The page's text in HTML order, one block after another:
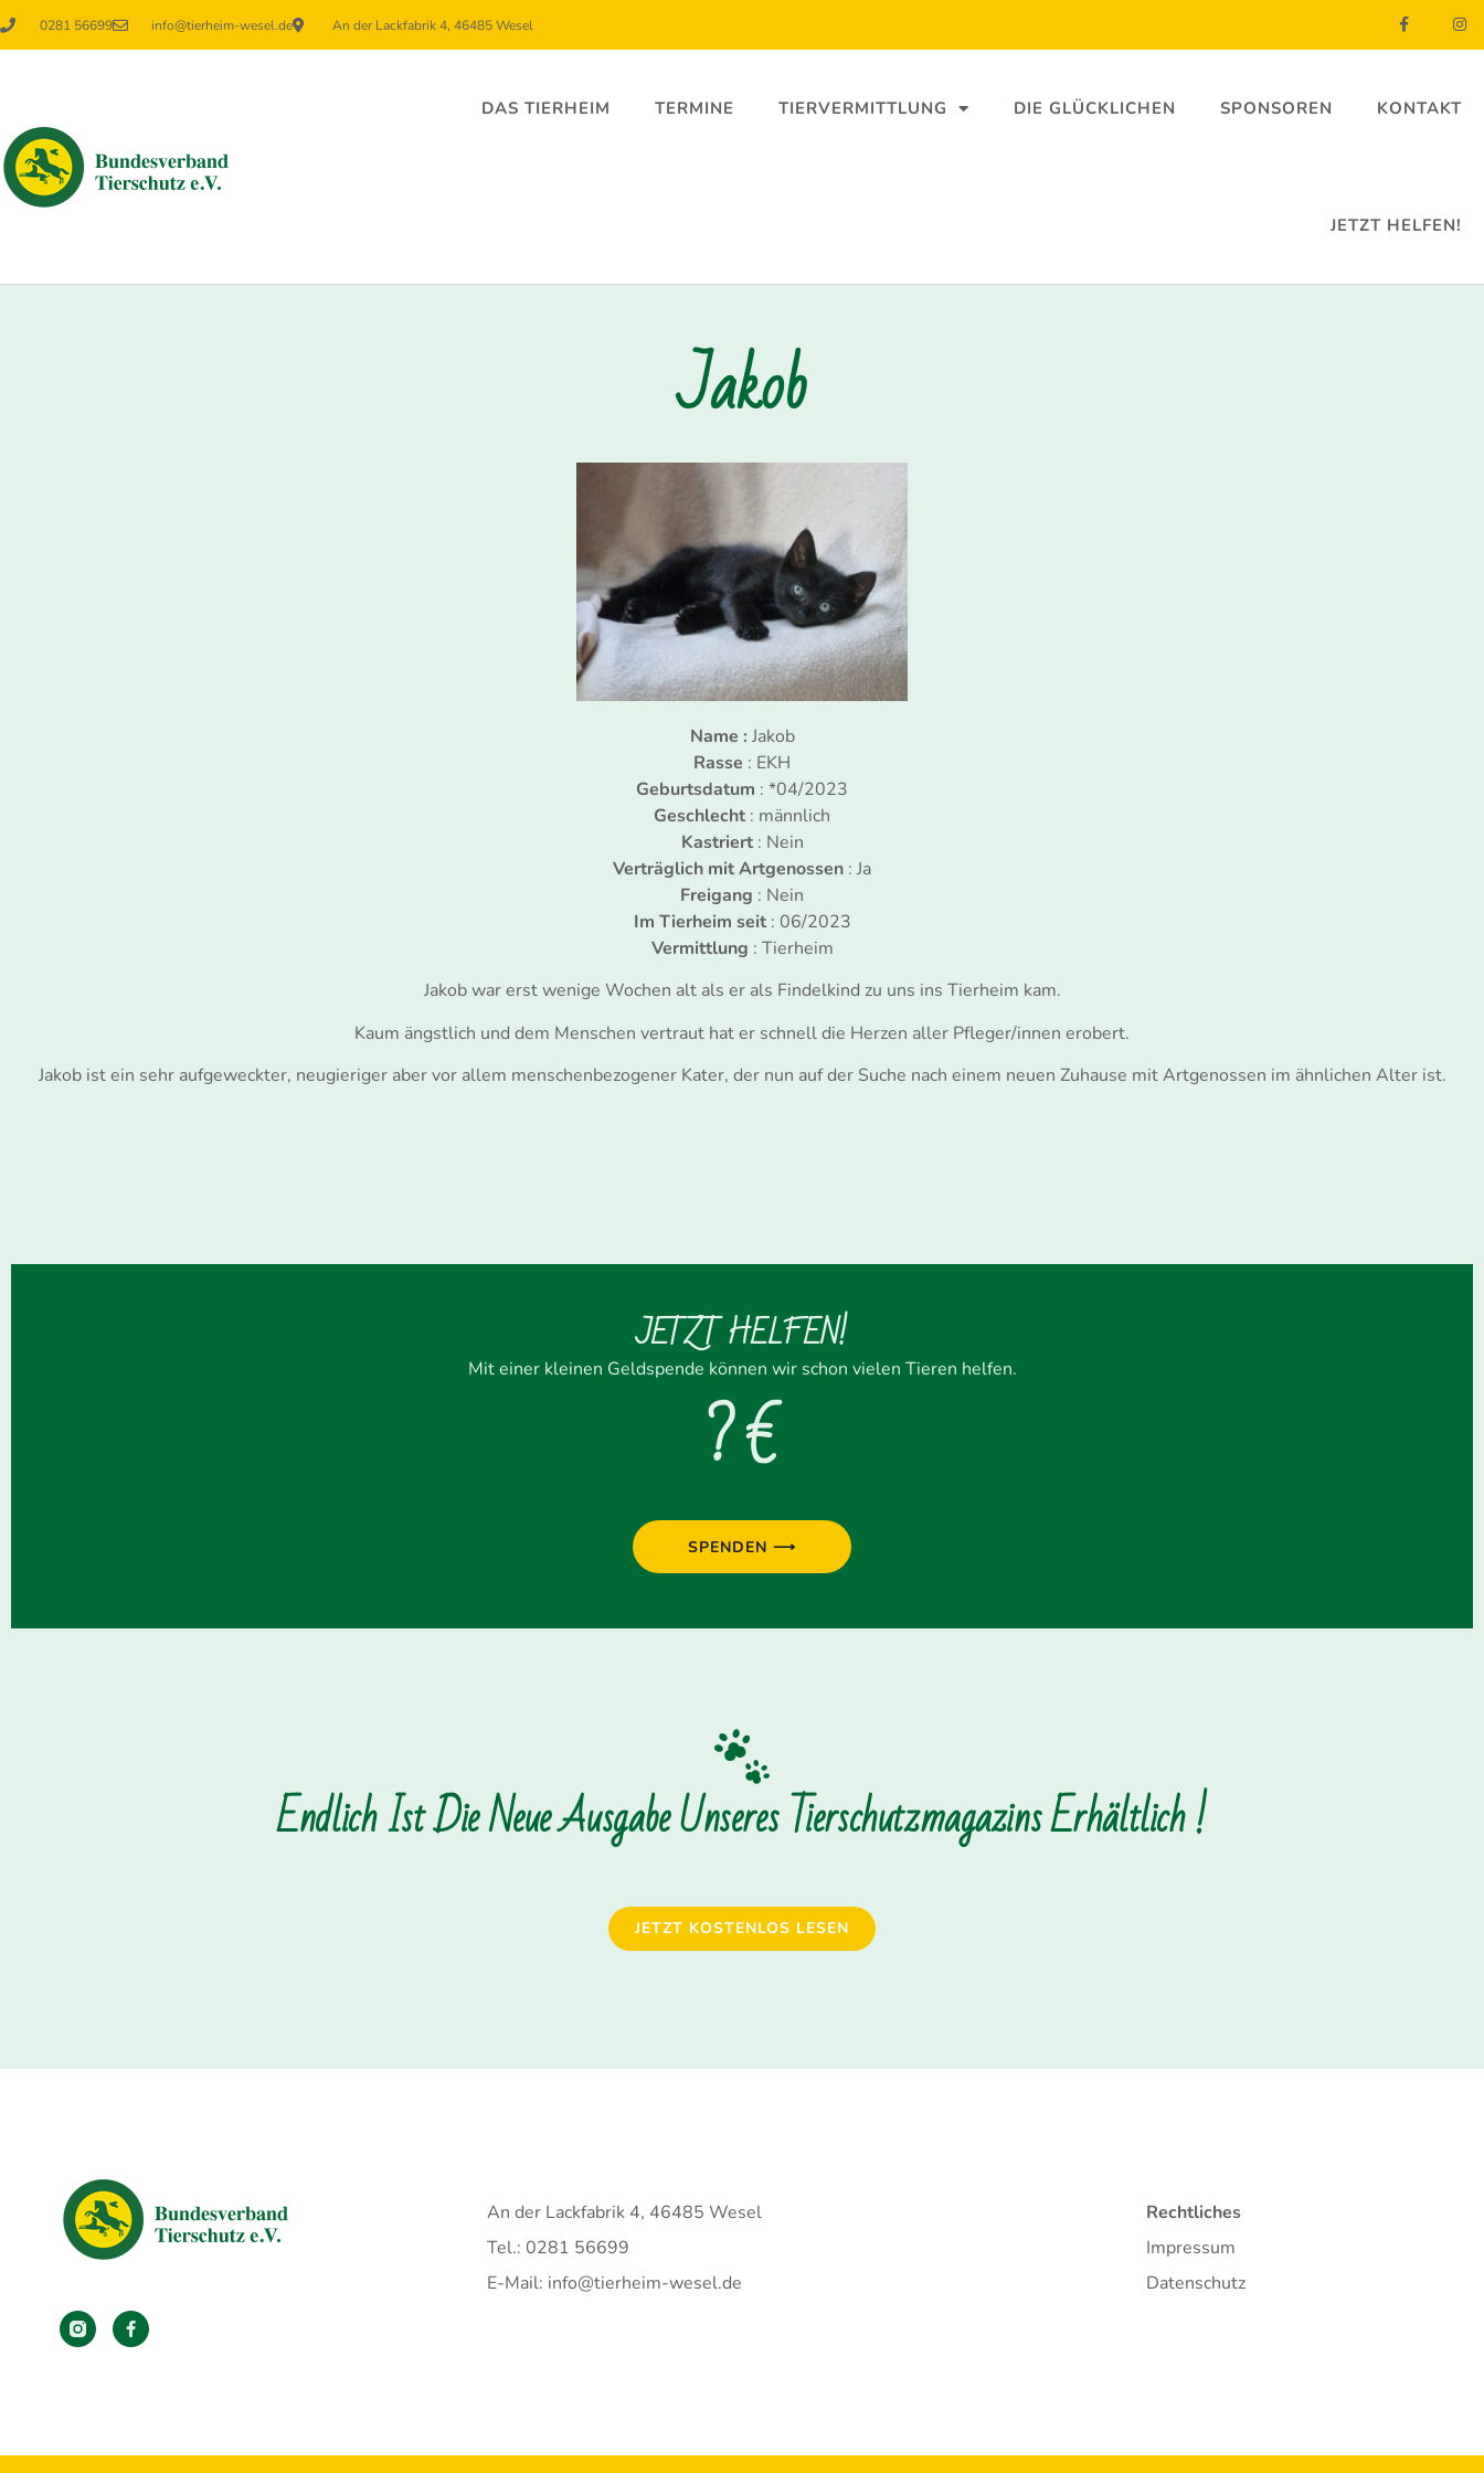
0281 56699 info@tierheim-wesel.de An der Lackfabrik 4, 46485 Wesel
DAS TIERHEIM TERMINE TIERVERMITTLUNG DIE GLÜCKLICHEN SPONSOREN KONTAKT
JETZT HELFEN!
Jakob
Name : Jakob
Rasse : EKH
Geburtsdatum : *04/2023
Geschlecht : männlich
Kastriert: Nein
Verträglich mit Artgenossen : Ja
Freigang : Nein
Im Tierheim seit: 06/2023
Vermittlung : Tierheim
Jakob war erst wenige Wochen alt als er als Findelkind zu uns ins Tierheim kam.
Kaum ängstlich und dem Menschen vertraut hat er schnell die Herzen aller Pfleger/innen erobert.
Jakob ist ein sehr aufgeweckter, neugieriger aber vor allem menschenbezogener Kater, der nun auf der Suche nach einem neuen Zuhause mit Artgenossen im ähnlichen Alter ist.
JETZT HELFEN!
Mit einer kleinen Geldspende können wir schon vielen Tieren helfen.
? €
SPENDEN ⟶
Endlich Ist Die Neue Ausgabe Unseres Tierschutzmagazins Erhältlich !
JETZT KOSTENLOS LESEN
An der Lackfabrik 4, 46485 Wesel
Tel.: 0281 56699
E-Mail: info@tierheim-wesel.de
Rechtliches
Impressum
Datenschutz